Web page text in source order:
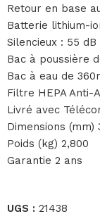
Retour en base
Batterie lithium-
Silencieux : 55 dB
Bac à poussière
Bac à eau de
Filtre HEPA Anti-
Livré avec
Dimensions (mm)
Poids (kg) 2,800
Garantie 2 ans
UGS : 21438